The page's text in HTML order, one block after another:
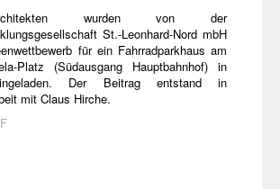
wurden von der
St.-Leonhard-Nord mbH
für ein Fahrradparkhaus am
Platz (Südausgang Hauptbahnhof) in
Der Beitrag entstand in
mit Claus Hirche.